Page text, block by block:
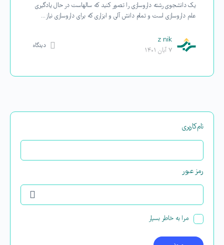
یک دانشجوی رشته داروسازی را تصور کنید که سالهاست در حال یادگیری
علم داروسازی است و تمام دانش آلی و ابزاری که برای داروسازی نیاز…
z nik
۷ آبان ۱۴۰۱
دیدگاه
نام‌کاربری
رمز عبور
مرا به خاطر بسپار